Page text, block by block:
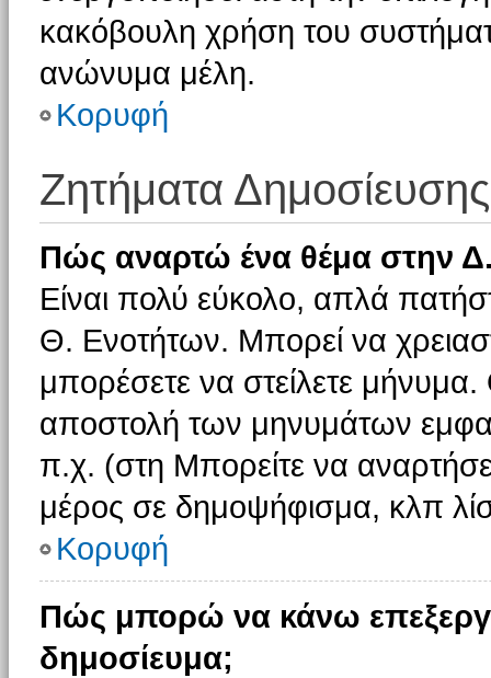
κακόβουλη χρήση του
ανώνυμα μέλη.
Κορυφή
Ζητήματα Δημοσίευσης
Πώς αναρτώ ένα θέμα στην
Είναι πολύ εύκολο, απλά
Θ. Ενοτήτων. Μπορεί να
μπορέσετε να στείλετε μήνυμα.
αποστολή των μηνυμάτων
π.χ. (στη Μπορείτε να
μέρος σε δημοψήφισμα, κλπ
Κορυφή
Πώς μπορώ να κάνω
δημοσίευμα;